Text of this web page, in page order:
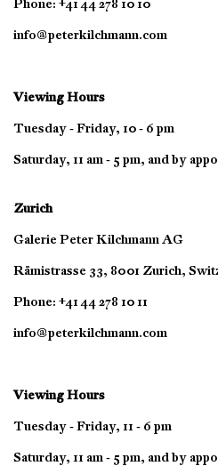
Phone: +41 44 278 10 10
info@peterkilchmann.com
Viewing Hours
Tuesday - Friday, 10 - 6 pm
Saturday, 11 am - 5 pm, and by
Zurich
Galerie Peter Kilchmann AG
Rämistrasse 33, 8001 Zurich,
Phone: +41 44 278 10 11
info@peterkilchmann.com
Viewing Hours
Tuesday - Friday, 11 - 6 pm
Saturday, 11 am - 5 pm, and by